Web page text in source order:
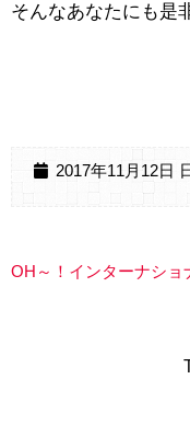
そんなあなたにも是
2017年11月12日
OH～！インターナショ